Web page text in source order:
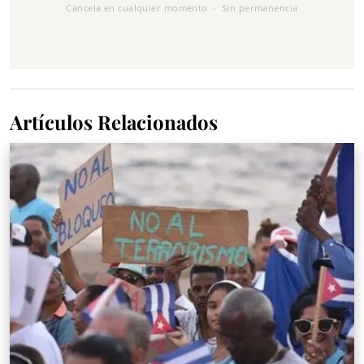
Cancela en cualquier momento · Sin permanencia
Artículos Relacionados